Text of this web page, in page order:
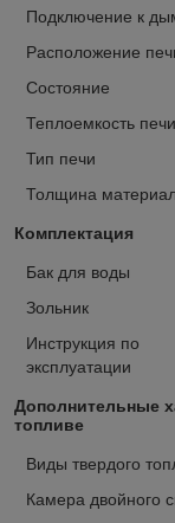
Подключение к
Расположение
Состояние
Теплоемкость печи
Тип печи
Толщина
Комплектация
Бак для воды
Зольник
Инструкция по
эксплуатации
Дополнительные
топливе
Виды твердого
Камера двойного